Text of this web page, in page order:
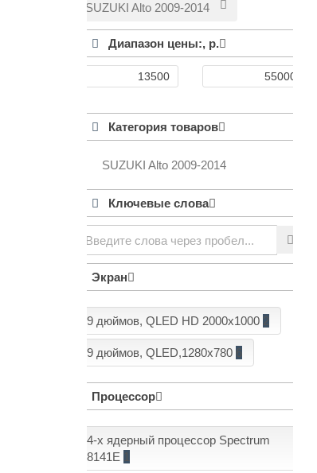
SUZUKI Alto 2009-2014
Диапазон цены:, р.
Категория товаров
SUZUKI Alto 2009-2014
Ключевые слова
Экран
9 дюймов, QLED HD 2000x1000
9 дюймов, QLED,1280x780 6
Процессор
4-х ядерный процессор Spectrum
8141E 1